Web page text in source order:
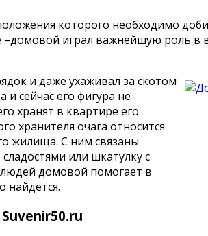
которого необходимо
играл важнейшую роль в
и даже ухаживал за скотом
сейчас его фигура не
хранят в квартире его
хранителя очага относится
жилища. С ним связаны
или шкатулку с
домовой помогает в
найдется.